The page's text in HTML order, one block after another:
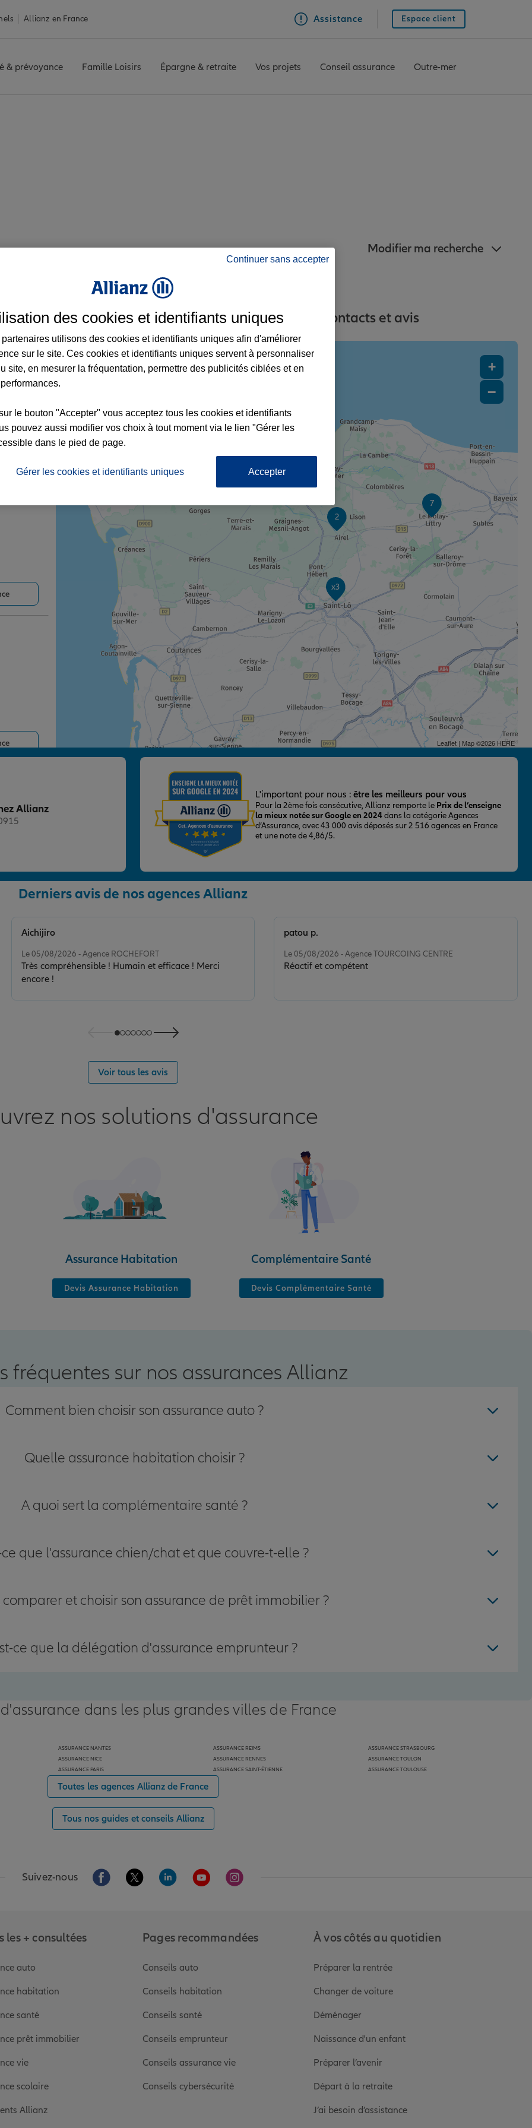
Allianz en France Assistance Espace client
& prévoyance Famille Loisirs Épargne & retraite Vos projets Conseil assurance Outre-mer
Modifier ma recherche
à Carentan-les-Marais et aux alentours : adresses, contacts et avis
7
6
x3
2
+
−
Leaflet| Map ©2026 HERE
Allianz
L'important pour nous : être les meilleurs pour vous
Pour la 2ème fois consécutive, Allianz remporte le Prix de l’enseigne
la mieux notée sur Google en 2024dans la catégorie Agences
d’Assurance, avec 43 000 avis déposés sur 2 516 agences en France
et une note de 4,86/5.
Derniers avis de nos agences Allianz
Le 05/08/2026 - Agence ROCHEFORT
Très compréhensible ! Humain et efficace ! Merci
encore !
Aichijiro
Le 05/08/2026 - Agence TOURCOING CENTRE
Réactif et compétent
patou p.
Voir tous les avis
nos solutions d'assurance
Assurance Habitation
Devis Assurance Habitation
Complémentaire Santé
Devis Complémentaire Santé
fréquentes sur nos assurances Allianz
Comment bien choisir son assurance auto ?
Quelle assurance habitation choisir ?
A quoi sert la complémentaire santé ?
que l'assurance chien/chat et que couvre-t-elle ?
et choisir son assurance de prêt immobilier ?
ce que la délégation d'assurance emprunteur ?
dans les plus grandes villes de France
ASSURANCE NANTES
ASSURANCE NICE
ASSURANCE PARIS
ASSURANCE REIMS
ASSURANCE RENNES
ASSURANCE SAINT-ÉTIENNE
ASSURANCE STRASBOURG
ASSURANCE TOULON
ASSURANCE TOULOUSE
Toutes les agences Allianz de France
Tous nos guides et conseils Allianz
Suivez-nous Aller sur la page Facebook de Allianz
Aller sur la page Twitter de Allianz
Aller sur la page Linkedin de Allianz
Aller sur la page Youtube de Allianz
Aller sur la page Instagram de Allianz
les + consultées
auto
habitation
santé
prêt immobilier
vie
scolaire
Allianz
Pages recommandées
Conseils auto
Conseils habitation
Conseils santé
Conseils emprunteur
Conseils assurance vie
Conseils cybersécurité
À vos côtés au quotidien
Préparer la rentrée
Changer de voiture
Déménager
Naissance d'un enfant
Préparer l’avenir
Départ à la retraite
J’ai besoin d’assistance
Continuer sans accepter
des cookies et identifiants uniques
partenaires utilisons des cookies et identifiants uniques afin d'améliorer
sur le site. Ces cookies et identifiants uniques servent à personnaliser
site, en mesurer la fréquentation, permettre des publicités ciblées et en
le bouton "Accepter" vous acceptez tous les cookies et identifiants
pouvez aussi modifier vos choix à tout moment via le lien "Gérer les
dans le pied de page.
Gérer les cookies et identifiants uniques Accepter